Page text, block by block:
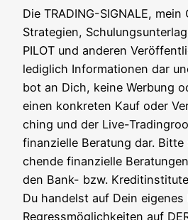
Die TRADING-SIGNALE,
Stra­te­gien,
PILOT und ande­ren
ledig­lich Infor­ma­tio­nen dar
bot an Dich, kei­ne Wer­bung
einen kon­kre­ten Kauf oder
ching und der Live-
finan­zi­el­le Bera­tung dar.
chen­de finan­zi­el­le
den Bank- bzw.
Du han­delst auf Dein
Regress­mög­lich­kei­ten auf